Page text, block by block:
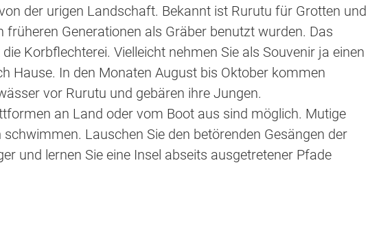
der urigen Landschaft. Bekannt ist Rurutu für Grotten und
früheren Generationen als Gräber benutzt wurden. Das
Korbflechterei. Vielleicht nehmen Sie als Souvenir ja einen
Hause. In den Monaten August bis Oktober kommen
vor Rurutu und gebären ihre Jungen.
an Land oder vom Boot aus sind möglich. Mutige
Lauschen Sie den betörenden Gesängen der
und lernen Sie eine Insel abseits ausgetretener Pfade